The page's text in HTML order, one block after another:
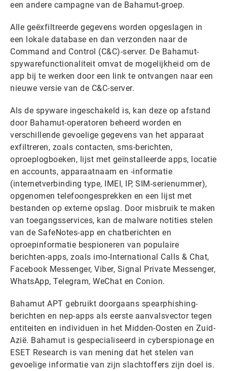
een andere campagne van de Bahamut-groep.
Alle geëxfiltreerde gegevens worden opgeslagen in
een lokale database en dan verzonden naar de
Command and Control (C&C)-server. De Bahamut-
spywarefunctionaliteit omvat de mogelijkheid om de
app bij te werken door een link te ontvangen naar een
nieuwe versie van de C&C-server.
Als de spyware ingeschakeld is, kan deze op afstand
door Bahamut-operatoren beheerd worden en
verschillende gevoelige gegevens van het apparaat
exfiltreren, zoals contacten, sms-berichten,
oproeplogboeken, lijst met geïnstalleerde apps, locatie
en accounts, apparaatnaam en -informatie
(internetverbinding type, IMEI, IP, SIM-serienummer),
opgenomen telefoongesprekken en een lijst met
bestanden op externe opslag. Door misbruik te maken
van toegangsservices, kan de malware notities stelen
van de SafeNotes-app en chatberichten en
oproepinformatie bespioneren van populaire
berichten-apps, zoals imo-International Calls & Chat,
Facebook Messenger, Viber, Signal Private Messenger,
WhatsApp, Telegram, WeChat en Conion.
Bahamut APT gebruikt doorgaans spearphishing-
berichten en nep-apps als eerste aanvalsvector tegen
entiteiten en individuen in het Midden-Oosten en Zuid-
Azië. Bahamut is gespecialiseerd in cyberspionage en
ESET Research is van mening dat het stelen van
gevoelige informatie van zijn slachtoffers zijn doel is.